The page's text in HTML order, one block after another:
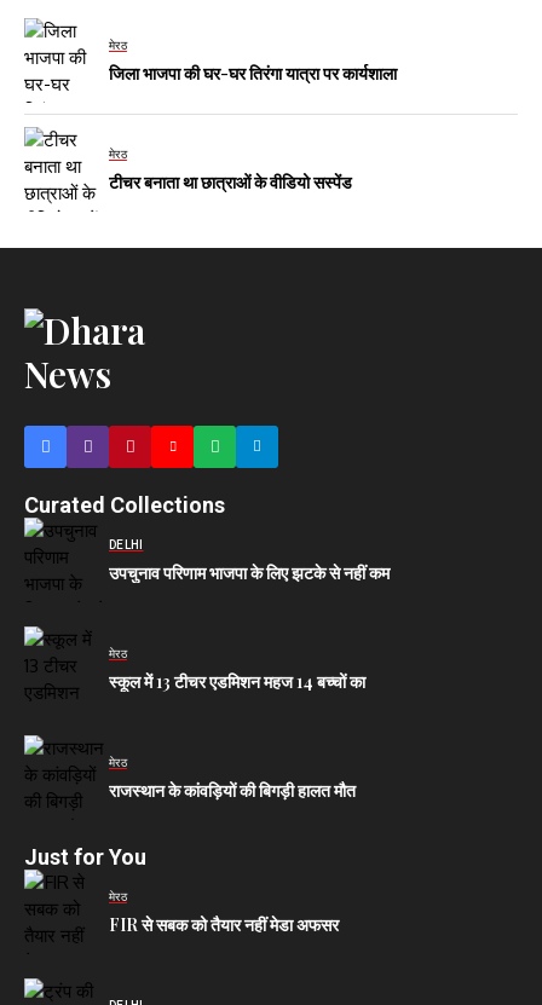
मेरठ
जिला भाजपा की घर-घर तिरंगा यात्रा पर कार्यशाला
मेरठ
टीचर बनाता था छात्राओं के वीडियो सस्पेंड
Curated Collections
DELHI
उपचुनाव परिणाम भाजपा के लिए झटके से नहीं कम
मेरठ
स्कूल में 13 टीचर एडमिशन महज 14 बच्चों का
मेरठ
राजस्थान के कांवड़ियों की बिगड़ी हालत मौत
Just for You
मेरठ
FIR से सबक को तैयार नहीं मेडा अफसर